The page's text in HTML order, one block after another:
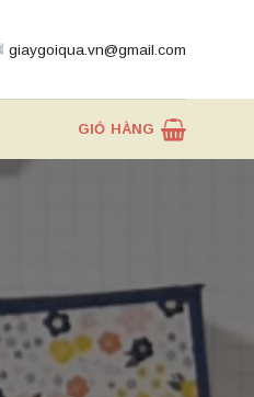
giaygoiqua.vn@gmail.com
GIỎ HÀNG